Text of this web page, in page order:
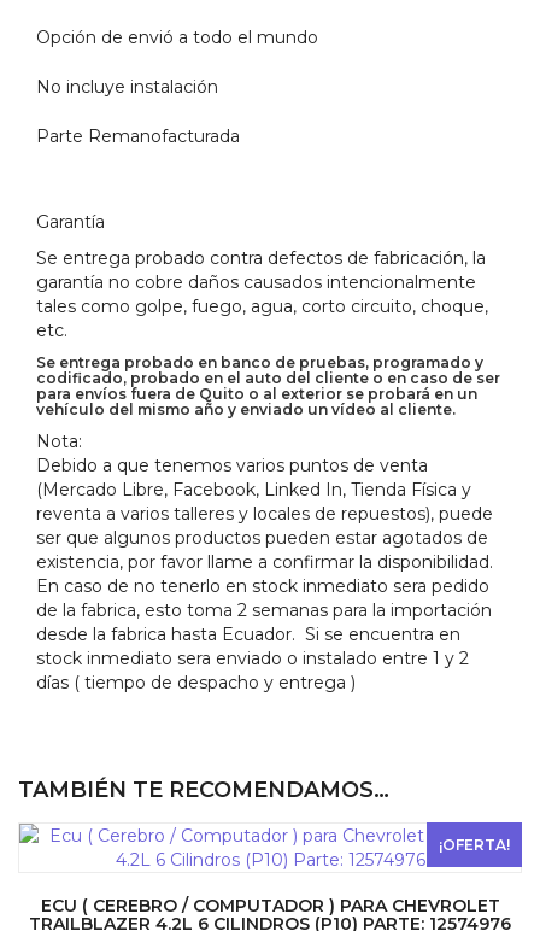
Opción de envió a todo el mundo
No incluye instalación
Parte Remanofacturada
Garantía
Se entrega probado contra defectos de fabricación, la
garantía no cobre daños causados intencionalmente
tales como golpe, fuego, agua, corto circuito, choque,
etc.
Se entrega probado en banco de pruebas, programado y
codificado, probado en el auto del cliente o en caso de ser
para envíos fuera de Quito o al exterior se probará en un
vehículo del mismo año y enviado un vídeo al cliente.
Nota:
Debido a que tenemos varios puntos de venta
(Mercado Libre, Facebook, Linked In, Tienda Física y
reventa a varios talleres y locales de repuestos), puede
ser que algunos productos pueden estar agotados de
existencia, por favor llame a confirmar la disponibilidad.
En caso de no tenerlo en stock inmediato sera pedido
de la fabrica, esto toma 2 semanas para la importación
desde la fabrica hasta Ecuador. Si se encuentra en
stock inmediato sera enviado o instalado entre 1 y 2
días ( tiempo de despacho y entrega )
TAMBIÉN TE RECOMENDAMOS…
¡OFERTA!
ECU ( CEREBRO / COMPUTADOR ) PARA CHEVROLET
TRAILBLAZER 4.2L 6 CILINDROS (P10) PARTE: 12574976